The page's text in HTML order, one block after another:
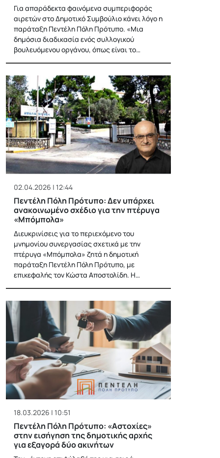
Για απαράδεκτα φαινόμενα συμπεριφοράς
αιρετών στο Δημοτικό Συμβούλιο κάνει λόγο η
παράταξη Πεντέλη Πόλη Πρότυπο. «Μια
δημόσια διαδικασία ενός συλλογικού
βουλευόμενου οργάνου, όπως είναι το…
02.04.2026 | 12:44
Πεντέλη Πόλη Πρότυπο: Δεν υπάρχει
ανακοινωμένο σχέδιο για την πτέρυγα
«Μπόμπολα»
Διευκρινίσεις για το περιεχόμενο του
μνημονίου συνεργασίας σχετικά με την
πτέρυγα «Μπόμπολα» ζητά η δημοτική
παράταξη Πεντέλη Πόλη Πρότυπο, με
επικεφαλής τον Κώστα Αποστολίδη. Η…
18.03.2026 | 10:51
Πεντέλη Πόλη Πρότυπο: «Αστοχίες»
στην εισήγηση της δημοτικής αρχής
για εξαγορά δύο ακινήτων